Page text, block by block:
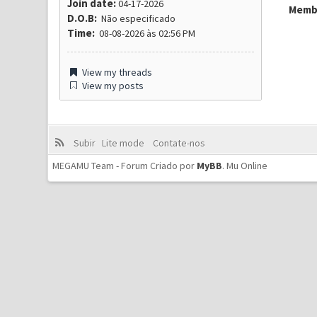
Join date:04-17-2026
D.O.B:Não especificado
Time:08-08-2026 às 02:56 PM
View my threads
View my posts
Subir Lite mode
Contate-nos
MEGAMU Team - Forum Criado por MyBB.Mu Online